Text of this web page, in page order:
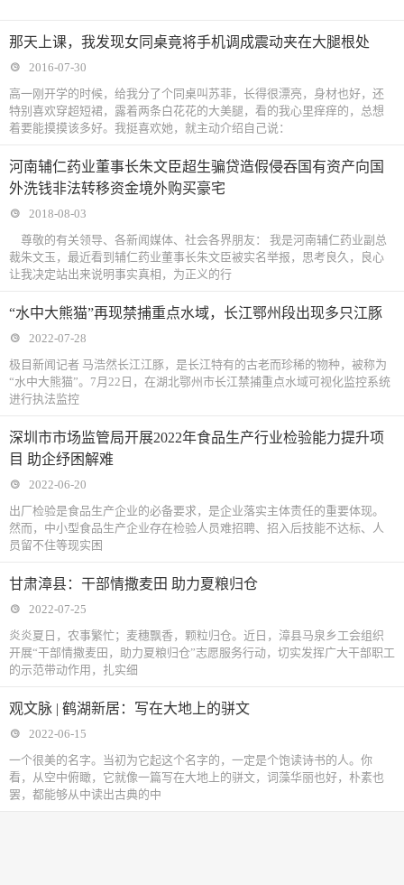
那天上课，我发现女同桌竟将手机调成震动夹在大腿根处
2016-07-30
高一刚开学的时候，给我分了个同桌叫苏菲，长得很漂亮，身材也好，还
特别喜欢穿超短裙，露着两条白花花的大美腿，看的我心里痒痒的，总想
着要能摸摸该多好。我挺喜欢她，就主动介绍自己说：
河南辅仁药业董事长朱文臣超生骗贷造假侵吞国有资产向国
外洗钱非法转移资金境外购买豪宅
2018-08-03
尊敬的有关领导、各新闻媒体、社会各界朋友： 我是河南辅仁药业副总
裁朱文玉，最近看到辅仁药业董事长朱文臣被实名举报，思考良久，良心
让我决定站出来说明事实真相，为正义的行
“水中大熊猫”再现禁捕重点水域，长江鄂州段出现多只江豚
2022-07-28
极目新闻记者 马浩然长江江豚，是长江特有的古老而珍稀的物种，被称为
“水中大熊猫”。7月22日，在湖北鄂州市长江禁捕重点水域可视化监控系统
进行执法监控
深圳市市场监管局开展2022年食品生产行业检验能力提升项
目 助企纾困解难
2022-06-20
出厂检验是食品生产企业的必备要求，是企业落实主体责任的重要体现。
然而，中小型食品生产企业存在检验人员难招聘、招入后技能不达标、人
员留不住等现实困
甘肃漳县：干部情撒麦田 助力夏粮归仓
2022-07-25
炎炎夏日，农事繁忙；麦穗飘香，颗粒归仓。近日，漳县马泉乡工会组织
开展“干部情撒麦田，助力夏粮归仓”志愿服务行动，切实发挥广大干部职工
的示范带动作用，扎实细
观文脉 | 鹤湖新居：写在大地上的骈文
2022-06-15
一个很美的名字。当初为它起这个名字的，一定是个饱读诗书的人。你
看，从空中俯瞰，它就像一篇写在大地上的骈文，词藻华丽也好，朴素也
罢，都能够从中读出古典的中